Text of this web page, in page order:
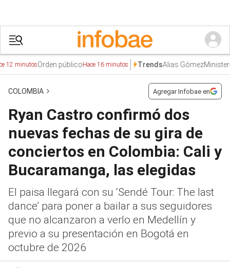
Orden públicoHace 16 minutos TrendsAlias Gómez Ministerio de
COLOMBIA Agregar Infobae en
Ryan Castro confirmó dos
nuevas fechas de su gira de
conciertos en Colombia: Cali y
Bucaramanga, las elegidas
El paisa llegará con su ‘Sendé Tour: The last
dance’ para poner a bailar a sus seguidores
que no alcanzaron a verlo en Medellín y
previo a su presentación en Bogotá en
octubre de 2026